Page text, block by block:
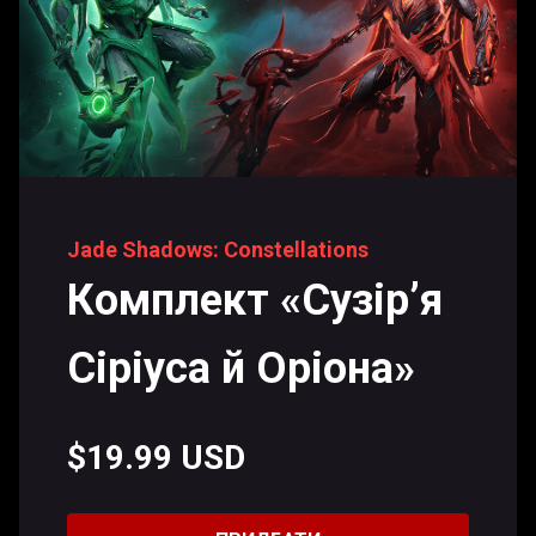
Jade Shadows: Constellations
Комплект «Сузір’я
Сіріуса й Оріона»
$19.99 USD